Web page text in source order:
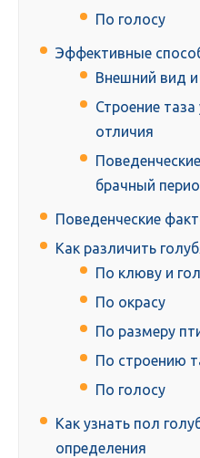
По голосу
Эффективные
Внешний вид и
Строение таза
отличия
брачный
Поведенческие
Как различить
По клюву и
По окрасу
По размеру
По строению
По голосу
Как узнать пол
определения